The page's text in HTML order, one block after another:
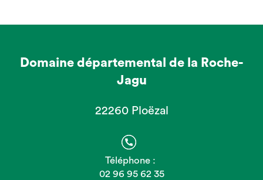
Domaine départemental de la Roche-
Jagu
22260 Ploëzal
Téléphone :
02 96 95 62 35